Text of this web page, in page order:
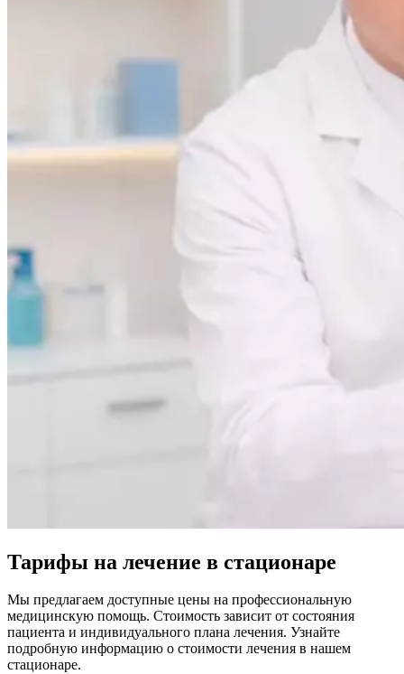
Тарифы на лечение в стационаре
Мы предлагаем доступные цены на профессиональную
медицинскую помощь. Стоимость зависит от состояния
пациента и индивидуального плана лечения. Узнайте
подробную информацию о стоимости лечения в нашем
стационаре.